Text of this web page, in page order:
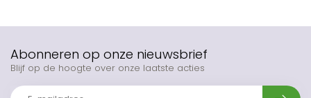
Abonneren op onze nieuwsbrief
Blijf op de hoogte over onze laatste acties